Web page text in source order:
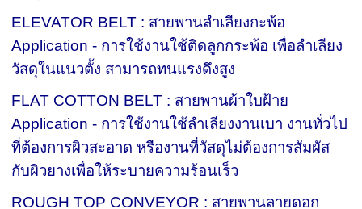
ELEVATOR BELT : สายพานลำเลียงกะพ้อ
Application - การใช้งานใช้ติดลูกกระพ้อ เพื่อลำเลียง
วัสดุในแนวตั้ง สามารถทนแรงดึงสูง
FLAT COTTON BELT : สายพานผ้าใบฝ้าย
Application - การใช้งานใช้ลำเลียงงานเบา งานทั่วไป
ที่ต้องการผิวสะอาด หรืองานที่วัสดุไม่ต้องการสัมผัส
กับผิวยางเพื่อให้ระบายความร้อนเร็ว
ROUGH TOP CONVEYOR : สายพานลายดอก